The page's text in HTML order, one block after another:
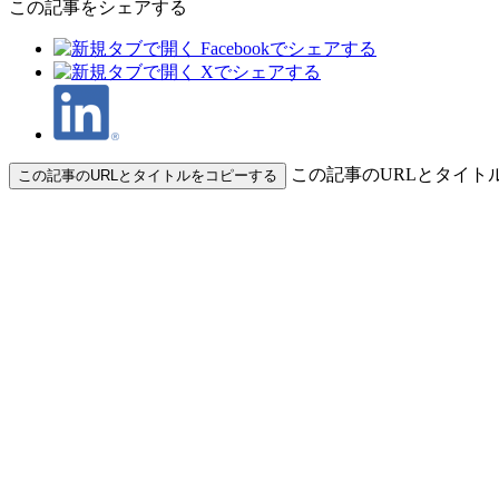
この記事をシェアする
この記事のURLとタイトルをコピーする この記事のURLとタイト